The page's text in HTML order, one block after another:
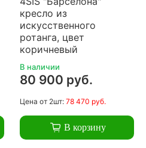
кресло из
искусственного
ротанга, цвет
коричневый
В наличии
80 900 руб.
Цена от 2шт: 78 470 руб.
В корзину